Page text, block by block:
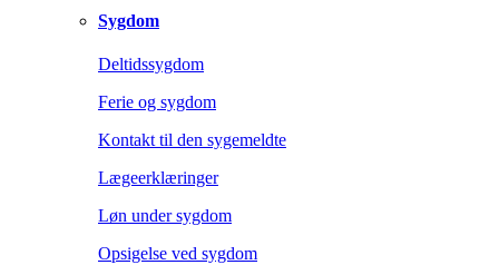
Sygdom
Deltidssygdom
Ferie og sygdom
Kontakt til den sygemeldte
Lægeerklæringer
Løn under sygdom
Opsigelse ved sygdom